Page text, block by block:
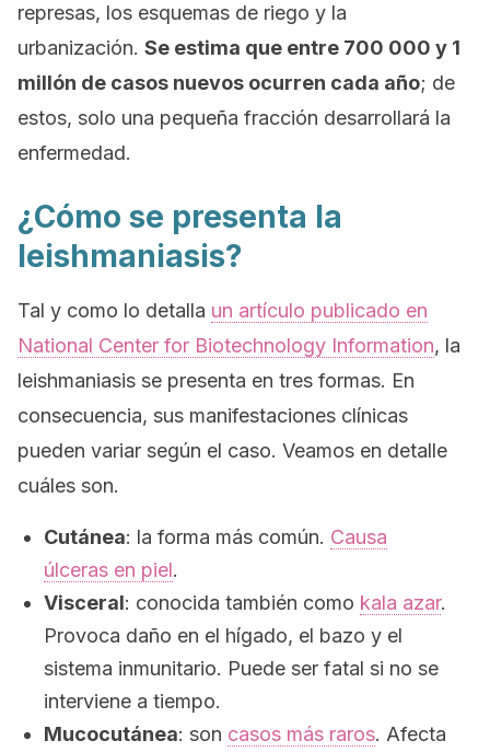
represas, los esquemas de riego y la
urbanización. Se estima que entre 700 000 y 1
millón de casos nuevos ocurren cada año; de
estos, solo una pequeña fracción desarrollará la
enfermedad.
¿Cómo se presenta la
leishmaniasis?
Tal y como lo detalla un artículo publicado en
National Center for Biotechnology Information, la
leishmaniasis se presenta en tres formas. En
consecuencia, sus manifestaciones clínicas
pueden variar según el caso. Veamos en detalle
cuáles son.
Cutánea: la forma más común. Causa
úlceras en piel.
Visceral: conocida también como kala azar.
Provoca daño en el hígado, el bazo y el
sistema inmunitario. Puede ser fatal si no se
interviene a tiempo.
Mucocutánea: son casos más raros. Afecta